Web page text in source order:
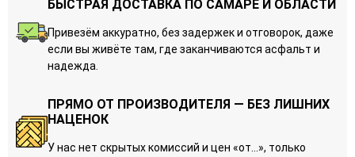
БЫСТРАЯ ДОСТАВКА ПО САМАРЕ И ОБЛАСТИ
Привезём аккуратно, без задержек и отговорок, даже
если вы живёте там, где заканчиваются асфальт и
надежда.
ПРЯМО ОТ ПРОИЗВОДИТЕЛЯ — БЕЗ ЛИШНИХ
НАЦЕНОК
У нас нет скрытых комиссий и цен «от…», только